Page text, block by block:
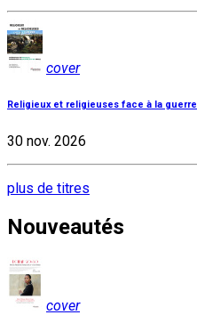
cover
Religieux et religieuses face à la guerre
30 nov. 2026
plus de titres
Nouveautés
cover